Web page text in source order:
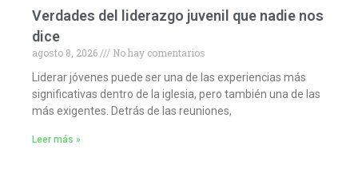
Verdades del liderazgo juvenil que nadie nos
dice
agosto 8, 2026
No hay comentarios
Liderar jóvenes puede ser una de las experiencias más
significativas dentro de la iglesia, pero también una de las
más exigentes. Detrás de las reuniones,
Leer más »